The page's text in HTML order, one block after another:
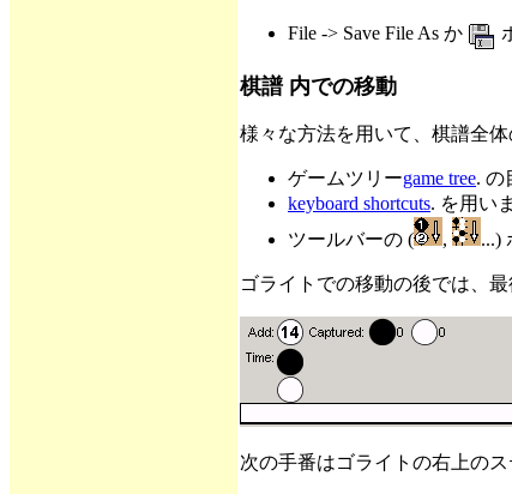
File -> Save File As か
棋譜 内での移動
様々な方法を用いて、棋譜全
ゲームツリーgame tree. の
keyboard shortcuts. を用い
ツールバーの (
, ...)
ゴライトでの移動の後では、
次の手番はゴライトの右上の